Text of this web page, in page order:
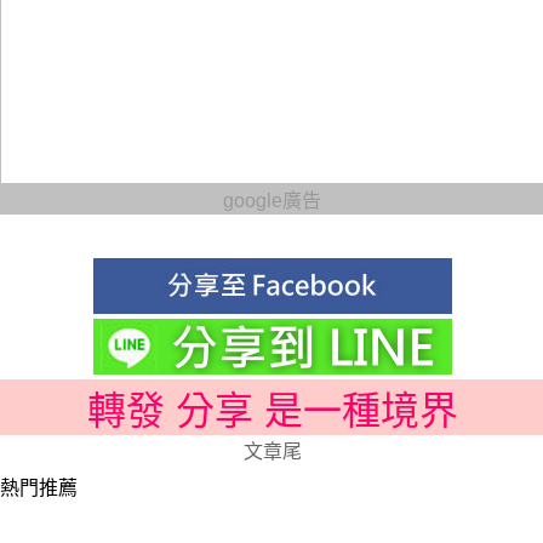
google廣告
轉發 分享 是一種境界
文章尾
熱門推薦